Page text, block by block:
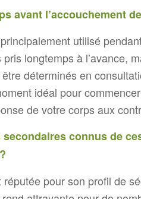
avant l’accouchement
utilisé
longtemps à l’avance,
déterminés en
idéal pour
de votre corps aux
secondaires connus de
réputée pour son profil de